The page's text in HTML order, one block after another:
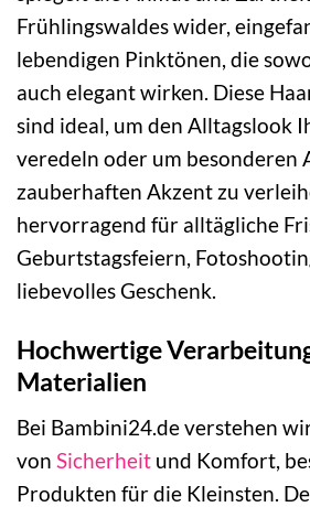
Frühlingswaldes wider,
lebendigen Pinktönen, die
auch elegant wirken. Diese
sind ideal, um den Alltagslook
veredeln oder um besonderen
zauberhaften Akzent zu
hervorragend für alltägliche
Geburtstagsfeiern,
liebevolles Geschenk.
Hochwertige
Materialien
Bei Bambini24.de verstehen
von Sicherheit und Komfort,
Produkten für die Kleinsten.